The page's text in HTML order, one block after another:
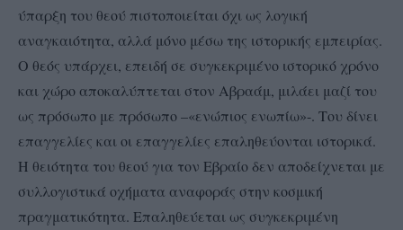
ύπαρξη του θεού πιστοποιείται όχι ως λογική
αναγκαιότητα, αλλά μόνο μέσω της ιστορικής εμπειρίας.
Ο θεός υπάρχει, επειδή σε συγκεκριμένο ιστορικό χρόνο
και χώρο αποκαλύπτεται στον Αβραάμ, μιλάει μαζί του
ως πρόσωπο με πρόσωπο –«ενώπιος ενωπίω»-. Του δίνει
επαγγελίες και οι επαγγελίες επαληθεύονται ιστορικά.
Η θειότητα του θεού για τον Εβραίο δεν αποδείχνεται με
συλλογιστικά οχήματα αναφοράς στην κοσμική
πραγματικότητα. Επαληθεύεται ως συγκεκριμένη